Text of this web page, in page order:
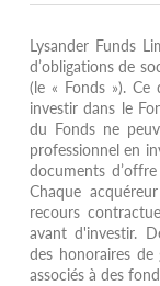
Lysander Funds
d’obligations de
(le « Fonds »).
investir dans le
du Fonds ne
professionnel en
documents
Chaque
recours
avant d'investir.
des honoraires
associés à des